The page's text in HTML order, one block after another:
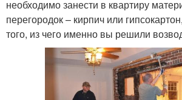
необходимо занести в квартиру
перегородок – кирпич или
того, из чего именно вы решили